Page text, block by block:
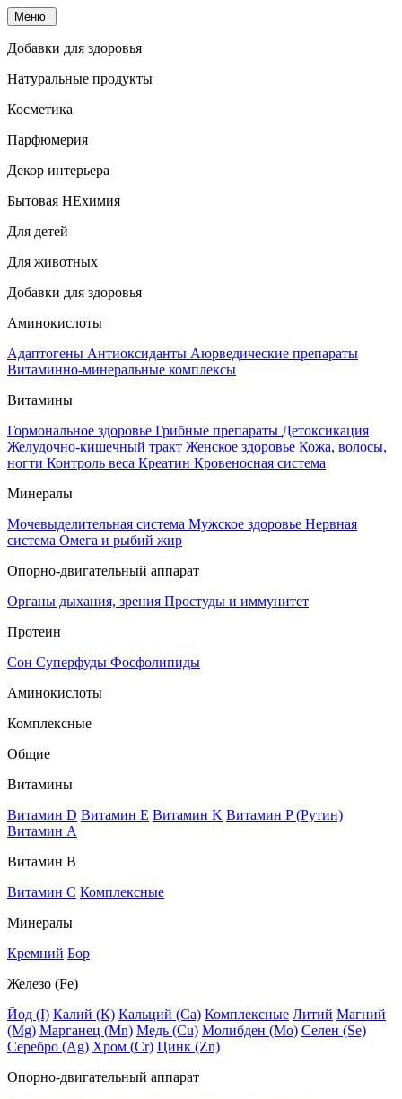
Меню
Добавки для здоровья
Натуральные продукты
Косметика
Парфюмерия
Декор интерьера
Бытовая НЕхимия
Для детей
Для животных
Добавки для здоровья
Аминокислоты
Адаптогены Антиоксиданты Аюрведические препараты
Витаминно-минеральные комплексы
Витамины
Гормональное здоровье Грибные препараты Детоксикация
Желудочно-кишечный тракт Женское здоровье Кожа, волосы,
ногти Контроль веса Креатин Кровеносная система
Минералы
Мочевыделительная система Мужское здоровье Нервная
система Омега и рыбий жир
Опорно-двигательный аппарат
Органы дыхания, зрения Простуды и иммунитет
Протеин
Сон Суперфуды Фосфолипиды
Аминокислоты
Комплексные
Общие
Витамины
Витамин D Витамин E Витамин K Витамин P (Рутин)
Витамин А
Витамин В
Витамин C Комплексные
Минералы
Кремний Бор
Железо (Fe)
Йод (I) Калий (К) Кальций (Са) Комплексные Литий Магний
(Mg) Марганец (Mn) Медь (Сu) Молибден (Мо) Селен (Se)
Серебро (Ag) Хром (Cr) Цинк (Zn)
Опорно-двигательный аппарат